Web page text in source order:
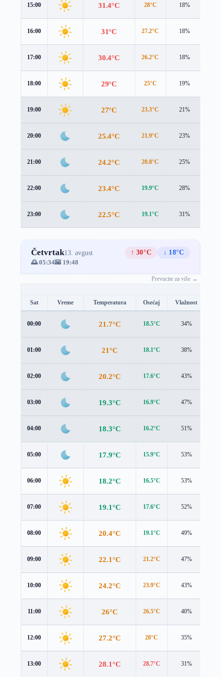
15:00 31.4°C 28°C 18%
16:00 31°C 27.2°C 18%
17:00 30.4°C 26.2°C 18%
18:00 29°C 25°C 19%
19:00 27°C 23.3°C 21%
20:00 25.4°C 21.9°C 23%
21:00 24.2°C 20.8°C 25%
22:00 23.4°C 19.9°C 28%
23:00 22.5°C 19.1°C 31%
Četvrtak13. avgust ↑ 30°C
↓ 18°C
🌅 05:34🌇 19:48
Prevucite za više →
Sat Vreme Temperatura Osećaj Vlažnost
00:00 21.7°C 18.5°C 34%
01:00 21°C 18.1°C 38%
02:00 20.2°C 17.6°C 43%
03:00 19.3°C 16.9°C 47%
04:00 18.3°C 16.2°C 51%
05:00 17.9°C 15.9°C 53%
06:00 18.2°C 16.5°C 53%
07:00 19.1°C 17.6°C 52%
08:00 20.4°C 19.1°C 49%
09:00 22.1°C 21.2°C 47%
10:00 24.2°C 23.9°C 43%
11:00 26°C 26.5°C 40%
12:00 27.2°C 28°C 35%
13:00 28.1°C 28.7°C 31%